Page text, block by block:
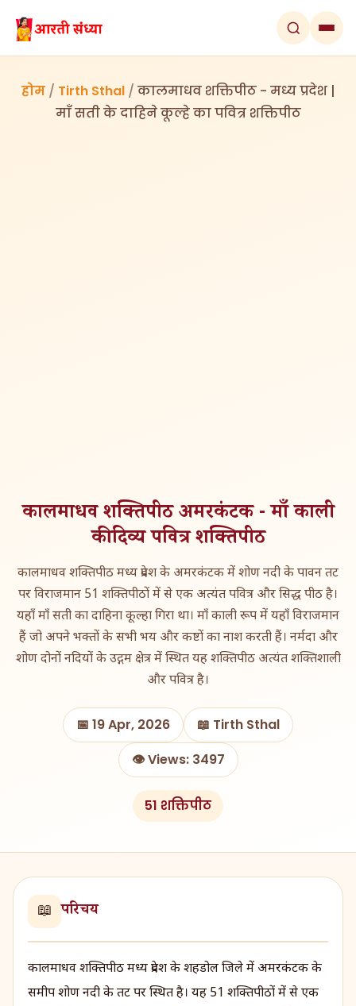
होम/ Tirth Sthal/ कालमाधव शक्तिपीठ - मध्य प्रदेश |
माँ सती के दाहिने कूल्हे का पवित्र शक्तिपीठ
कालमाधव शक्तिपीठ अमरकंटक - माँ काली
की दिव्य पवित्र शक्तिपीठ
कालमाधव शक्तिपीठ मध्य प्रदेश के अमरकंटक में शोण नदी के पावन तट
पर विराजमान 51 शक्तिपीठों में से एक अत्यंत पवित्र और सिद्ध पीठ है।
यहाँ माँ सती का दाहिना कूल्हा गिरा था। माँ काली रूप में यहाँ विराजमान
हैं जो अपने भक्तों के सभी भय और कष्टों का नाश करती हैं। नर्मदा और
शोण दोनों नदियों के उद्गम क्षेत्र में स्थित यह शक्तिपीठ अत्यंत शक्तिशाली
और पवित्र है।
📅 19 Apr, 2026
📖 Tirth Sthal
👁️ Views: 3497
51 शक्तिपीठ
📖 परिचय
कालमाधव शक्तिपीठ मध्य प्रदेश के शहडोल जिले में अमरकंटक के
समीप शोण नदी के तट पर स्थित है। यह 51 शक्तिपीठों में से एक